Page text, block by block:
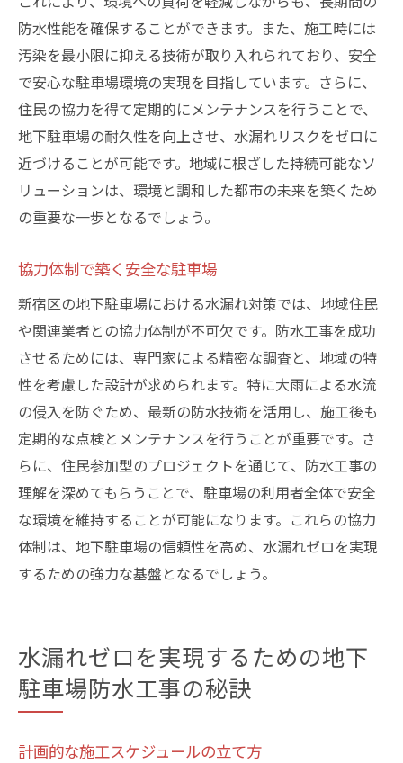
防水性能を確保することができます。また、施工時には
汚染を最小限に抑える技術が取り入れられており、安全
で安心な駐車場環境の実現を目指しています。さらに、
住民の協力を得て定期的にメンテナンスを行うことで、
地下駐車場の耐久性を向上させ、水漏れリスクをゼロに
近づけることが可能です。地域に根ざした持続可能なソ
リューションは、環境と調和した都市の未来を築くため
の重要な一歩となるでしょう。
協力体制で築く安全な駐車場
新宿区の地下駐車場における水漏れ対策では、地域住民
や関連業者との協力体制が不可欠です。防水工事を成功
させるためには、専門家による精密な調査と、地域の特
性を考慮した設計が求められます。特に大雨による水流
の侵入を防ぐため、最新の防水技術を活用し、施工後も
定期的な点検とメンテナンスを行うことが重要です。さ
らに、住民参加型のプロジェクトを通じて、防水工事の
理解を深めてもらうことで、駐車場の利用者全体で安全
な環境を維持することが可能になります。これらの協力
体制は、地下駐車場の信頼性を高め、水漏れゼロを実現
するための強力な基盤となるでしょう。
水漏れゼロを実現するための地下
駐車場防水工事の秘訣
計画的な施工スケジュールの立て方